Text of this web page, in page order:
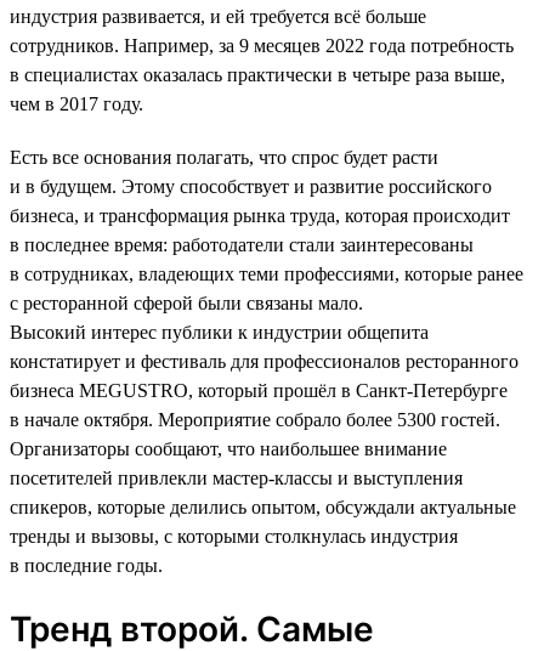
индустрия развивается, и ей требуется всё больше
сотрудников. Например, за 9 месяцев 2022 года потребность
в специалистах оказалась практически в четыре раза выше,
чем в 2017 году.
Есть все основания полагать, что спрос будет расти
и в будущем. Этому способствует и развитие российского
бизнеса, и трансформация рынка труда, которая происходит
в последнее время: работодатели стали заинтересованы
в сотрудниках, владеющих теми профессиями, которые ранее
с ресторанной сферой были связаны мало.
Высокий интерес публики к индустрии общепита
констатирует и фестиваль для профессионалов ресторанного
бизнеса MEGUSTRO, который прошёл в Санкт-Петербурге
в начале октября. Мероприятие собрало более 5300 гостей.
Организаторы сообщают, что наибольшее внимание
посетителей привлекли мастер-классы и выступления
спикеров, которые делились опытом, обсуждали актуальные
тренды и вызовы, с которыми столкнулась индустрия
в последние годы.
Тренд второй. Самые